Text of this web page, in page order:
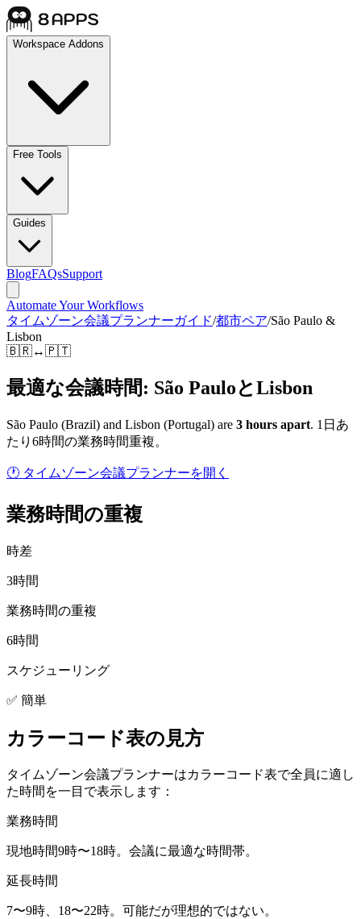
Workspace Addons
Free Tools
Guides
BlogFAQsSupport
Automate Your Workflows
タイムゾーン会議プランナーガイド/都市ペア/São Paulo &
Lisbon
🇧🇷↔🇵🇹
最適な会議時間: São PauloとLisbon
São Paulo (Brazil) and Lisbon (Portugal) are 3 hours apart. 1日あ
たり6時間の業務時間重複。
🕐 タイムゾーン会議プランナーを開く
業務時間の重複
時差
3時間
業務時間の重複
6時間
スケジューリング
✅ 簡単
カラーコード表の見方
タイムゾーン会議プランナーはカラーコード表で全員に適し
た時間を一目で表示します：
業務時間
現地時間9時〜18時。会議に最適な時間帯。
延長時間
7〜9時、18〜22時。可能だが理想的ではない。